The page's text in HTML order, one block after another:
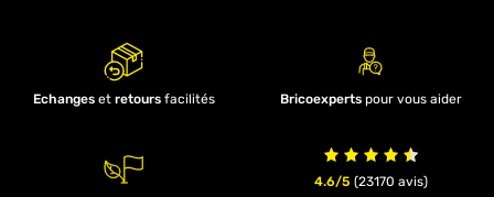
Echangeset retoursfacilités Bricoexpertspour vous aider
4.6/5 (23170 avis)